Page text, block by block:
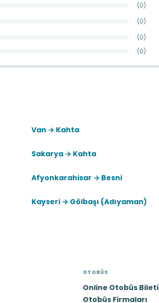
(0)
(0)
(0)
(0)
Van → Kahta
Sakarya → Kahta
Afyonkarahisar → Besni
Kayseri → Gölbaşı (Adıyaman)
OTOBÜS
Online Otobüs Bileti
Otobüs Firmaları